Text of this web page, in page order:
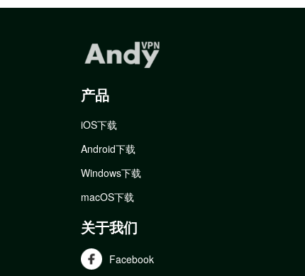
产品
iOS下载
Android下载
Windows下载
macOS下载
关于我们
Facebook